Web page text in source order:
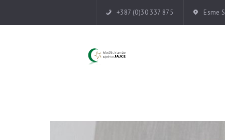
+387 (0)30 337 875 Esme